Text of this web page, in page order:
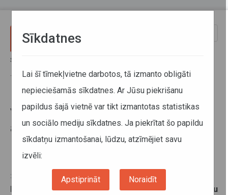
Sākums
10. marta būs izmaiņas
Valmieras novadā reģionālo
autobusu maršrutā uz
Burtniekiem no 10. marta būs
izmaiņas
27. februāris 2025
No šī gada 10. marta būs izmaiņas reģionālo autobusu
Sīkdatnes
Lai šī tīmekļvietne darbotos, tā izmanto obligāti
nepieciešamās sīkdatnes. Ar Jūsu piekrišanu
papildus šajā vietnē var tikt izmantotas statistikas
un sociālo mediju sīkdatnes. Ja piekrītat šo papildu
sīkdatņu izmantošanai, lūdzu, atzīmējiet savu
izvēli:
Apstiprināt Noraidīt